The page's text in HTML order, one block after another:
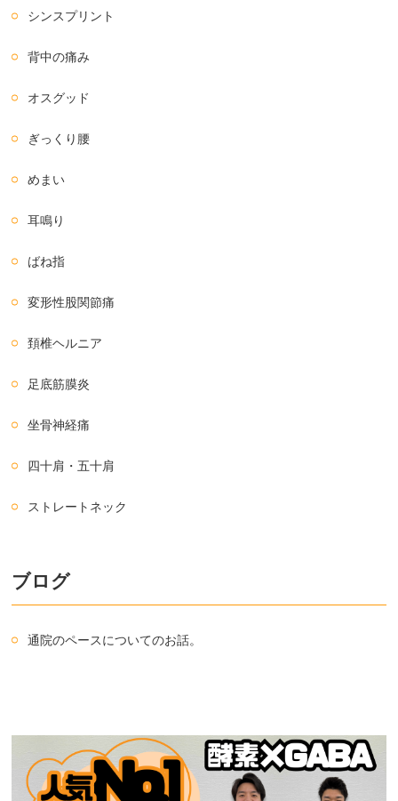
シンスプリント
背中の痛み
オスグッド
ぎっくり腰
めまい
耳鳴り
ばね指
変形性股関節痛
頚椎ヘルニア
足底筋膜炎
坐骨神経痛
四十肩・五十肩
ストレートネック
ブログ
通院のペースについてのお話。